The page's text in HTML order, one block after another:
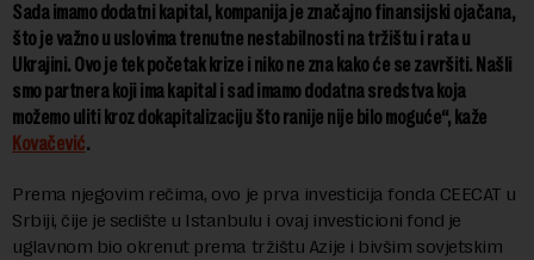
Sada imamo dodatni kapital, kompanija je značajno finansijski ojačana,
što je važno u uslovima trenutne nestabilnosti na tržištu i rata u
Ukrajini. Ovo je tek početak krize i niko ne zna kako će se završiti. Našli
smo partnera koji ima kapital i sad imamo dodatna sredstva koja
možemo uliti kroz dokapitalizaciju što ranije nije bilo moguće“, kaže
Kovačević.
Prema njegovim rečima, ovo je prva investicija fonda CEECAT u
Srbiji, čije je sedište u Istanbulu i ovaj investicioni fond je
uglavnom bio okrenut prema tržištu Azije i bivšim sovjetskim